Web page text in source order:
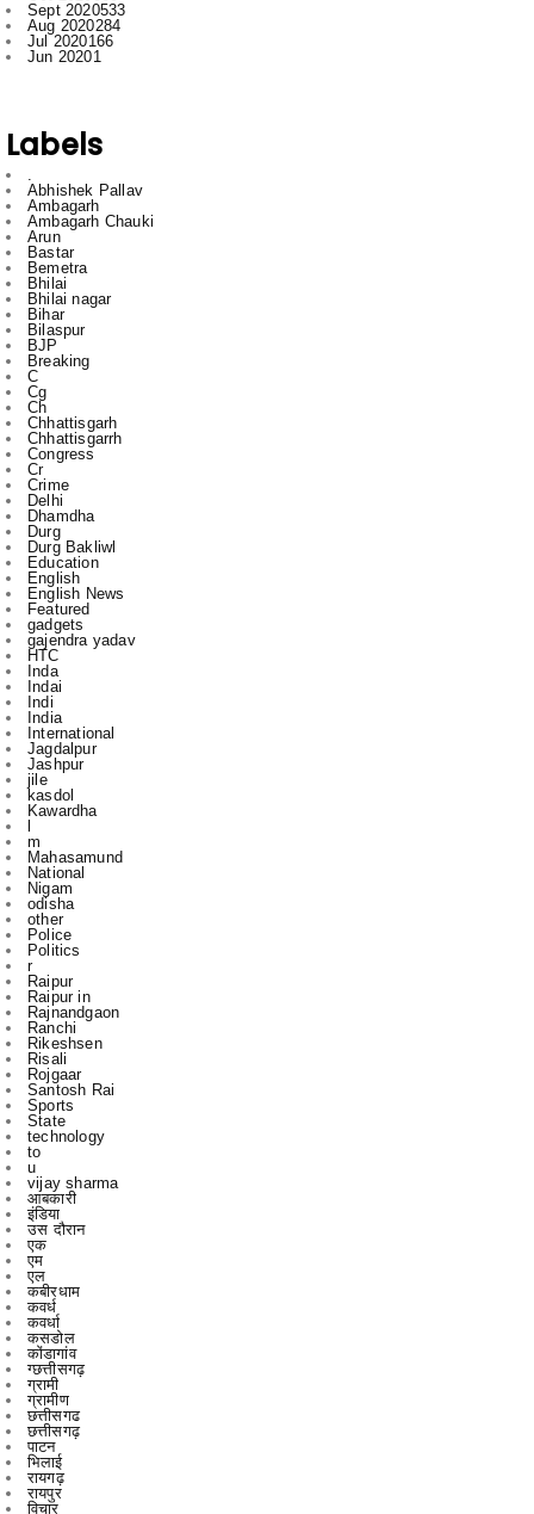
Ambagarh
Ambagarh Chauki
Bastar
Bemetra
Bhilai
Bhilai nagar
Bihar
Bilaspur
BJP
Breaking
C
Cg
Ch
Chhattisgarh
Chhattisgarrh
Congress
Cr
Crime
Delhi
Dhamdha
Durg
Durg Bakliwl
Education
English
English News
Featured
gadgets
gajendra yadav
HTC
Inda
Indai
Indi
India
International
Jagdalpur
Jashpur
jile
kasdol
Kawardha
l
m
Mahasamund
National
Nigam
odisha
other
Police
Politics
r
Raipur
Raipur in
Rajnandgaon
Ranchi
Rikeshsen
Risali
Rojgaar
Santosh Rai
Sports
State
technology
to
u
vijay sharma
आबकारी
इंडिया
उस दौरान
एक
एम
एल
कबीरधाम
कवर्ध
कवर्धा
कसडोल
कोंडागांव
ग्छत्तीसगढ़
ग्रामी
ग्रामीण
छत्तीसगढ
छत्तीसगढ़
पाटन
भिलाई
रायगढ़
रायपुर
विचार
विचार मंथन
विचारमंथन
शहर
शहरChhattisgarrh